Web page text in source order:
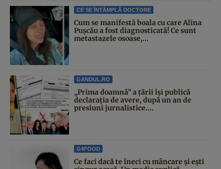
CE SE ÎNTÂMPLĂ DOCTORE
Cum se manifestă boala cu care Alina
Pușcău a fost diagnosticată! Ce sunt
metastazele osoase,...
GANDUL.RO
„Prima doamnă” a țării își publică
declarația de avere, după un an de
presiuni jurnalistice....
G4FOOD
Ce faci dacă te îneci cu mâncare și ești